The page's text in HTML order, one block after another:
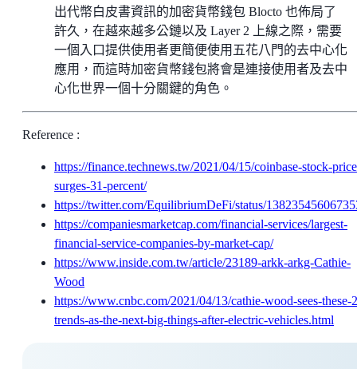
出代幣白皮書資訊的加密貨幣錢包 Blocto 也佈局了
許久，在越來越多公鏈以及 Layer 2 上線之際，需要
一個入口提供使用者更簡便使用五花八門的去中心化
應用，而這時加密貨幣錢包將會是連接使用者及去中
心化世界一個十分關鍵的角色。
Reference :
https://finance.technews.tw/2021/04/15/coinbase-stock-
surges-31-percent/
https://twitter.com/EquilibriumDeFi/status/
https://companiesmarketcap.com/financial-services/largest-
financial-service-companies-by-market-cap/
https://www.inside.com.tw/article/23189-arkk-arkg-Cathie-
Wood
https://www.cnbc.com/2021/04/13/cathie-wood-sees-these-
trends-as-the-next-big-things-after-electric-vehicles.html